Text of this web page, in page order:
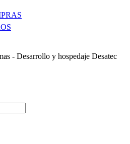
- Desarrollo y hospedaje Desatec